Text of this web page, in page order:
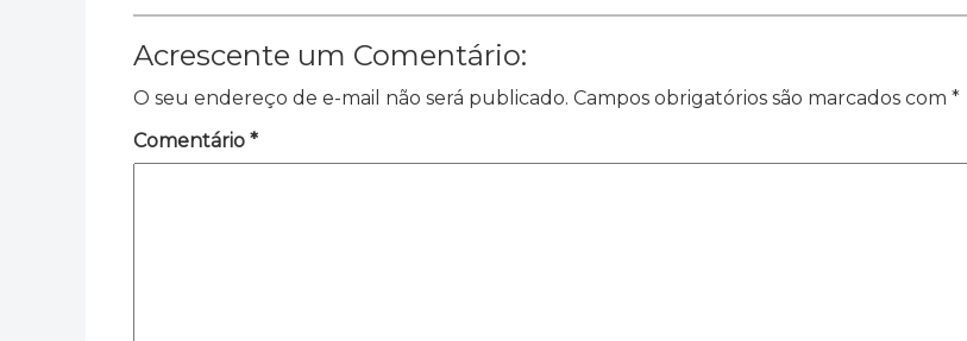
Acrescente um Comentário:
O seu endereço de e-mail não será publicado. Campos obrigatórios são marcados com *
Comentário *